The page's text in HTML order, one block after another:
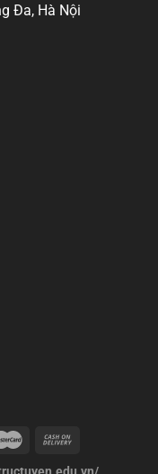
Đa, Hà Nội